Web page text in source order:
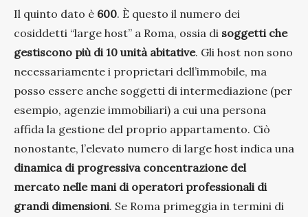
Il quinto dato è 600. È questo il numero dei
cosiddetti “large host” a Roma, ossia di soggetti che
gestiscono più di 10 unità abitative. Gli host non sono
necessariamente i proprietari dell’immobile, ma
posso essere anche soggetti di intermediazione (per
esempio, agenzie immobiliari) a cui una persona
affida la gestione del proprio appartamento. Ciò
nonostante, l’elevato numero di large host indica una
dinamica di progressiva concentrazione del
mercato nelle mani di operatori professionali di
grandi dimensioni. Se Roma primeggia in termini di